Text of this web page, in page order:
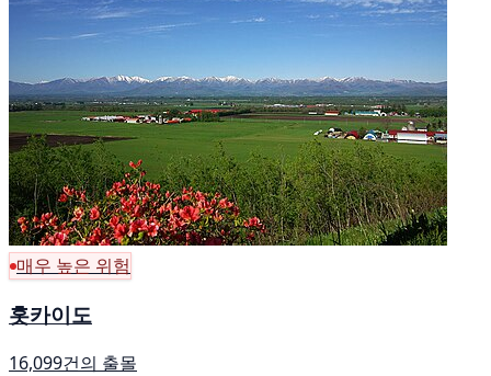
매우 높은 위험
홋카이도
16,099건의 출몰